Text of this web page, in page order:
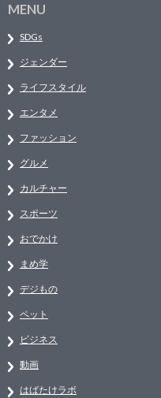
MENU
SDGs
ジェンダー
ライフスタイル
エンタメ
ファッション
グルメ
カルチャー
スポーツ
おでかけ
まめ学
デジもの
ペット
ビジネス
動画
はばたけラボ